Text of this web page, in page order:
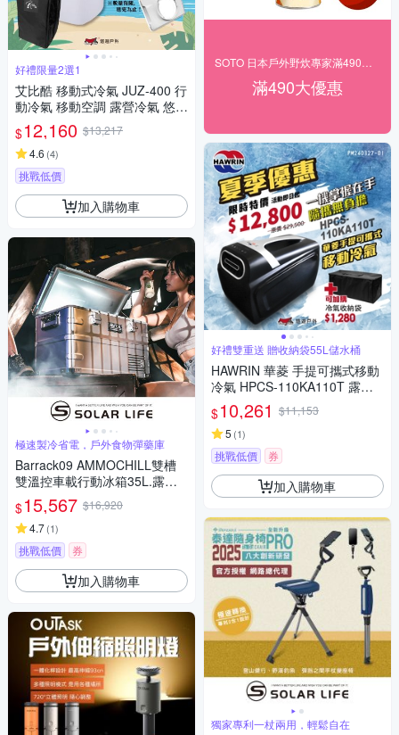
好禮限量2選1
艾比酷 移動式冷氣 JUZ-400 行
動冷氣 移動空調 露營冷氣 悠遊
戶外
$12,160 $13,217
4.6 (4)
挑戰低價
加入購物車
極速製冷省電，戶外食物彈藥庫
Barrack09 AMMOCHILL雙槽
雙溫控車載行動冰箱35L.露營
車用冰箱 車載電冰箱 冷凍壓縮
機 家用汽車冰箱 戶外移動冰箱
$15,567 $16,920
4.7(1)
挑戰低價 券
加入購物車
滿490大優惠
好禮雙重送 贈收納袋55L儲水桶
HAWRIN 華菱 手提可攜式移動
冷氣 HPCS-110KA110T 露營
夏日特惠 悠遊戶外
$10,261 $11,153
5 (1)
挑戰低價 券
加入購物車
獨家專利一杖兩用，輕鬆自在